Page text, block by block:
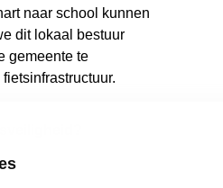
naar school kunnen
dit lokaal bestuur
gemeente te